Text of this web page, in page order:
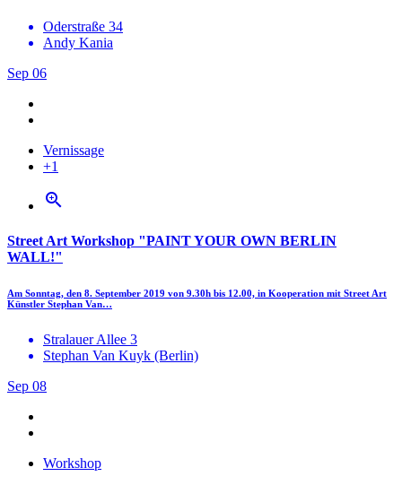
Oderstraße 34
Andy Kania
Sep 06
Vernissage
+1
zoom_in
Street Art Workshop "PAINT YOUR OWN BERLIN
WALL!"
Am Sonntag, den 8. September 2019 von 9.30h bis 12.00, in Kooperation mit Street Art
Künstler Stephan Van…
Stralauer Allee 3
Stephan Van Kuyk (Berlin)
Sep 08
Workshop